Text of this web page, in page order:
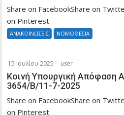
Share on FacebookShare on
on Pinterest
ΑΝΑΚΟΙΝΩΣΕΙΣ ΝΟΜΟΘΕΣΙΑ
15 Ιουλίου 2025 user
Κοινή Υπουργική Απόφαση
3654/Β/11-7-2025
Share on FacebookShare on
on Pinterest